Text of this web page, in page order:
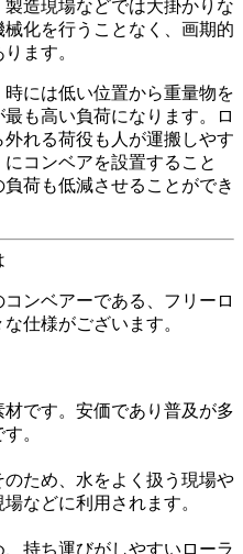
造現場などでは大掛かりな
化を行うことなく、画期的
ます。
には低い位置から重量物を
も高い負荷になります。ロ
れる荷役も人が運搬しやす
コンベアを設置すること
荷も低減させることができ
ンベアーである、フリーロ
仕様がございます。
です。安価であり普及が多
。
ため、水をよく扱う現場や
などに利用されます。
持ち運びがしやすいローラ